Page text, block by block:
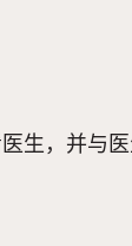
生，并与